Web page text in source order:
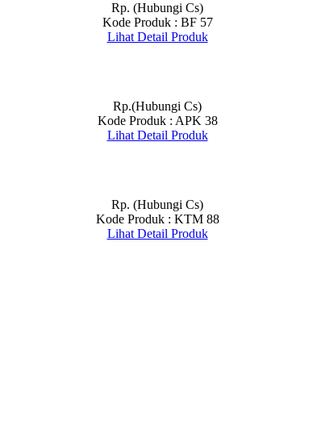
Rp. (Hubungi Cs)
Kode Produk : BF 57
Lihat Detail Produk
Rp.(Hubungi Cs)
Kode Produk : APK 38
Lihat Detail Produk
Rp. (Hubungi Cs)
Kode Produk : KTM 88
Lihat Detail Produk